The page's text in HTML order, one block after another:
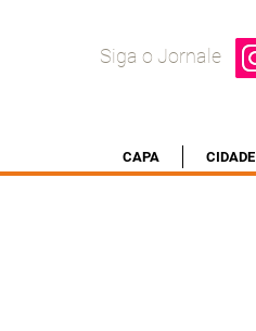
Siga o Jornale
CAPA CIDADE